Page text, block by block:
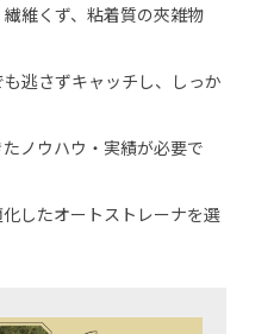
維くず、粘着質の夾雑物
逃さずキャッチし、しっか
ノウハウ・実績が必要で
したオートストレーナを選